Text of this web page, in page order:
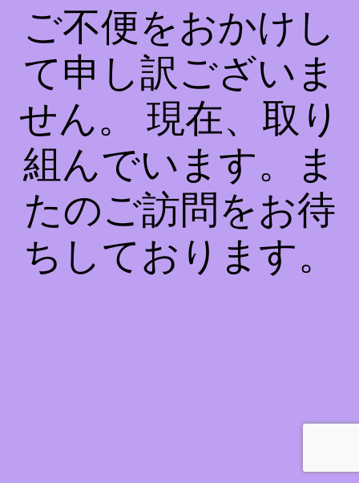
ご不便をおかけし
て申し訳ございま
せん。 現在、取り
組んでいます。ま
たのご訪問をお待
ちしております。